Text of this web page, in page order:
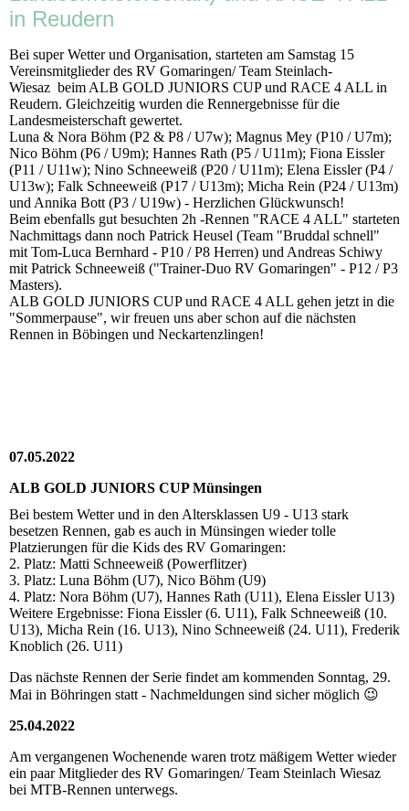
in Reudern
Bei super Wetter und Organisation, starteten am Samstag 15
Vereinsmitglieder des RV Gomaringen/ Team Steinlach-
Wiesaz beim ALB GOLD JUNIORS CUP und RACE 4 ALL in
Reudern. Gleichzeitig wurden die Rennergebnisse für die
Landesmeisterschaft gewertet.
Luna & Nora Böhm (P2 & P8 / U7w); Magnus Mey (P10 / U7m);
Nico Böhm (P6 / U9m); Hannes Rath (P5 / U11m); Fiona Eissler
(P11 / U11w); Nino Schneeweiß (P20 / U11m); Elena Eissler (P4 /
U13w); Falk Schneeweiß (P17 / U13m); Micha Rein (P24 / U13m)
und Annika Bott (P3 / U19w) - Herzlichen Glückwunsch!
Beim ebenfalls gut besuchten 2h -Rennen "RACE 4 ALL" starteten
Nachmittags dann noch Patrick Heusel (Team "Bruddal schnell"
mit Tom-Luca Bernhard - P10 / P8 Herren) und Andreas Schiwy
mit Patrick Schneeweiß ("Trainer-Duo RV Gomaringen" - P12 / P3
Masters).
ALB GOLD JUNIORS CUP und RACE 4 ALL gehen jetzt in die
"Sommerpause", wir freuen uns aber schon auf die nächsten
Rennen in Böbingen und Neckartenzlingen!
07.05.2022
ALB GOLD JUNIORS CUP Münsingen
Bei bestem Wetter und in den Altersklassen U9 - U13 stark
besetzen Rennen, gab es auch in Münsingen wieder tolle
Platzierungen für die Kids des RV Gomaringen:
2. Platz: Matti Schneeweiß (Powerflitzer)
3. Platz: Luna Böhm (U7), Nico Böhm (U9)
4. Platz: Nora Böhm (U7), Hannes Rath (U11), Elena Eissler U13)
Weitere Ergebnisse: Fiona Eissler (6. U11), Falk Schneeweiß (10.
U13), Micha Rein (16. U13), Nino Schneeweiß (24. U11), Frederik
Knoblich (26. U11)
Das nächste Rennen der Serie findet am kommenden Sonntag, 29.
Mai in Böhringen statt - Nachmeldungen sind sicher möglich 😉
25.04.2022
Am vergangenen Wochenende waren trotz mäßigem Wetter wieder
ein paar Mitglieder des RV Gomaringen/ Team Steinlach Wiesaz
bei MTB-Rennen unterwegs.